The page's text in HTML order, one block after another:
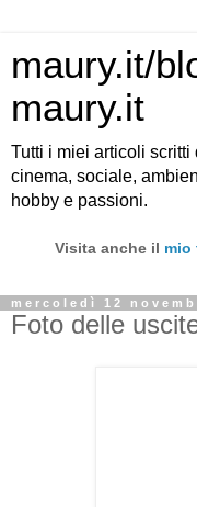
maury.it/
maury.it
Tutti i miei articoli scritti
cinema, sociale,
hobby e passioni.
Visita anche il mio
mercoledì 12
Foto delle